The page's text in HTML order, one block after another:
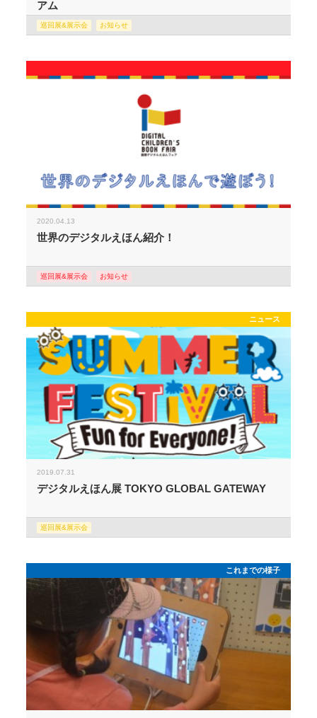
アム
巡回展&展示会 お知らせ
2020.04.13
世界のデジタルえほん紹介！
巡回展&展示会 お知らせ
ニュース
2019.07.31
デジタルえほん展 TOKYO GLOBAL GATEWAY
巡回展&展示会
これまでの様子